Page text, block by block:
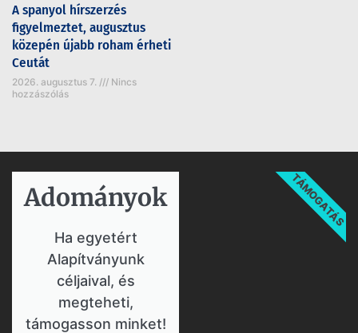
A spanyol hírszerzés
figyelmeztet, augusztus
közepén újabb roham érheti
Ceutát
2026. augusztus 7.
Nincs
hozzászólás
Adományok​
Ha egyetért
Alapítványunk
céljaival, és
megteheti,
támogasson minket!
TÁMOGATÁS